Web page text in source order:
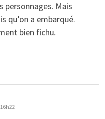
personnages. Mais
qu’on a embarqué.
bien fichu.